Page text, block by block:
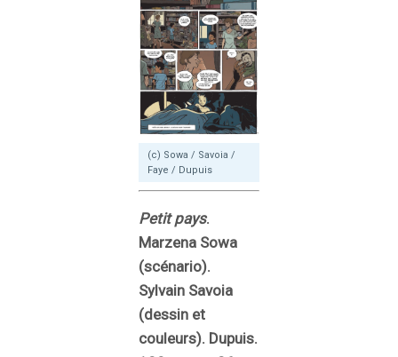
(c) Sowa / Savoia /
Faye / Dupuis
Petit pays.
Marzena Sowa
(scénario).
Sylvain Savoia
(dessin et
couleurs). Dupuis.